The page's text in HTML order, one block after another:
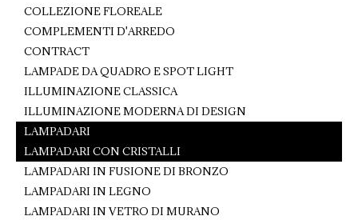
COLLEZIONE FLOREALE
COMPLEMENTI D'ARREDO
CONTRACT
LAMPADE DA QUADRO E SPOT LIGHT
ILLUMINAZIONE CLASSICA
ILLUMINAZIONE MODERNA DI DESIGN
LAMPADARI
LAMPADARI CON CRISTALLI
LAMPADARI IN FUSIONE DI BRONZO
LAMPADARI IN LEGNO
LAMPADARI IN VETRO DI MURANO